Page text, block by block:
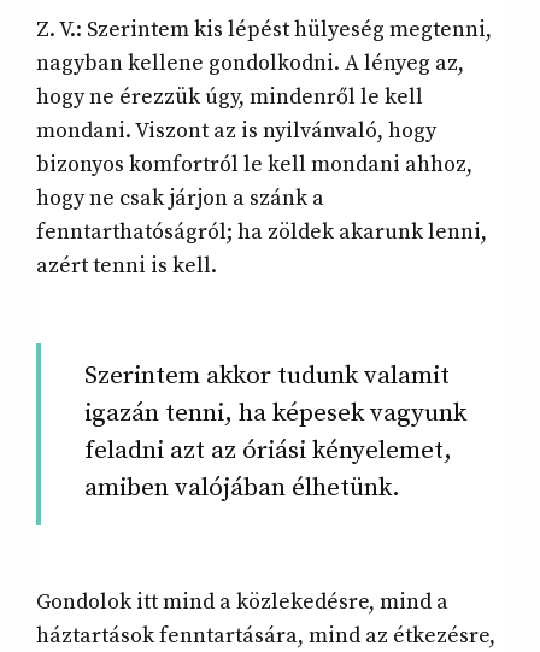
Z. V.: Szerintem kis lépést hülyeség megtenni,
nagyban kellene gondolkodni. A lényeg az,
hogy ne érezzük úgy, mindenről le kell
mondani. Viszont az is nyilvánvaló, hogy
bizonyos komfortról le kell mondani ahhoz,
hogy ne csak járjon a szánk a
fenntarthatóságról; ha zöldek akarunk lenni,
azért tenni is kell.
Szerintem akkor tudunk valamit
igazán tenni, ha képesek vagyunk
feladni azt az óriási kényelemet,
amiben valójában élhetünk.
Gondolok itt mind a közlekedésre, mind a
háztartások fenntartására, mind az étkezésre,